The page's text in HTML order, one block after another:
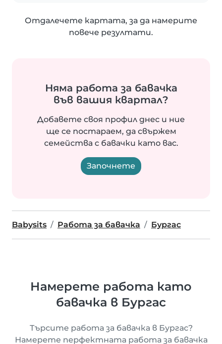
Отдалечете картата, за да намерите
повече резултати.
Няма работа за бавачка
във вашия квартал?
Добавете своя профил днес и ние
ще се постараем, да свържем
семейства с бавачки като вас.
Започнете
Babysits Работа за бавачка Бургас
Намерете работа като
бавачка в Бургас
Търсите работа за бавачка в Бургас?
Намерете перфектната работа за бавачка